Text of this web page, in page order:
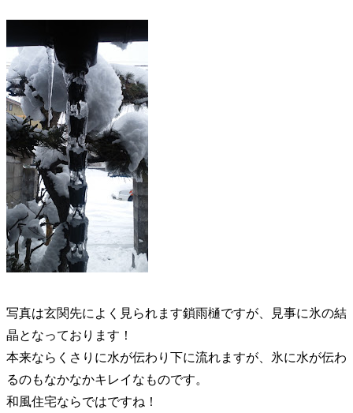
写真は玄関先によく見られます鎖雨樋ですが、見事に氷の結
晶となっております！
本来ならくさりに水が伝わり下に流れますが、氷に水が伝わ
るのもなかなかキレイなものです。
和風住宅ならではですね！